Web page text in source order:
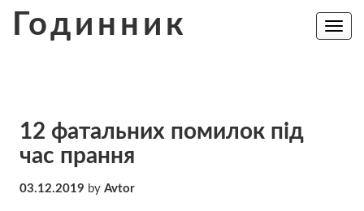
Годинник
Toggle
12 фатальних помилок під
час прання
03.12.2019 by Avtor